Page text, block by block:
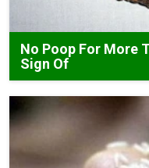
No Poop For More
Sign Of